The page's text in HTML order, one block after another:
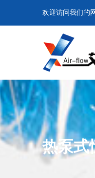
欢迎访问我们的
热泵式